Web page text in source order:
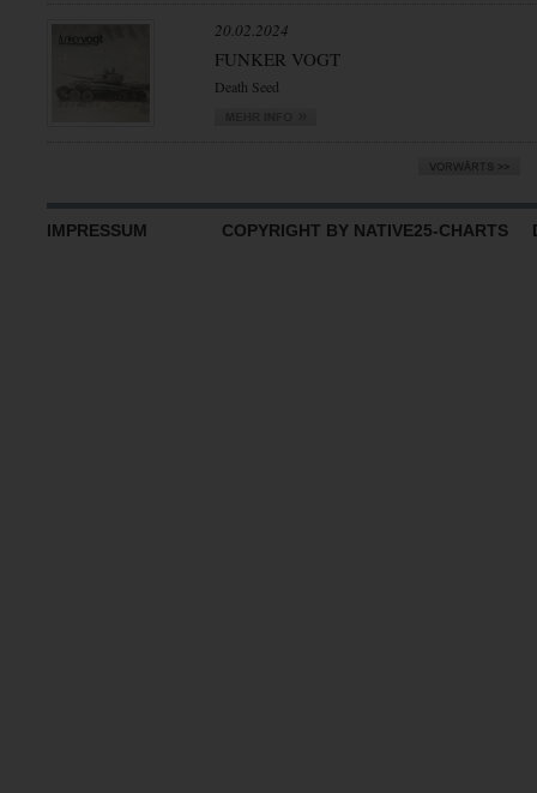
20.02.2024
FUNKER VOGT
Death Seed
IMPRESSUM COPYRIGHT BY NATIVE25-CHARTS